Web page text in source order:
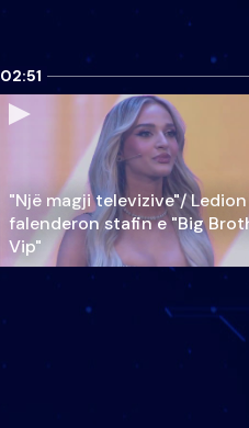
02:51
"Një magji televizive"/
falenderon stafin e "Big
Vip"